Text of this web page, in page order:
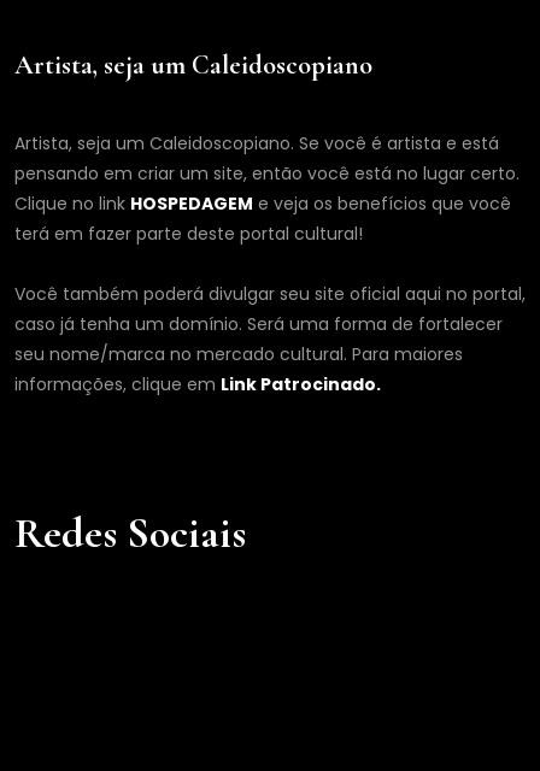
Artista, seja um Caleidoscopiano
Artista, seja um Caleidoscopiano. Se você é artista e está
pensando em criar um site, então você está no lugar certo.
Clique no link HOSPEDAGEM e veja os benefícios que você
terá em fazer parte deste portal cultural!
Você também poderá divulgar seu site oficial aqui no portal,
caso já tenha um domínio. Será uma forma de fortalecer
seu nome/marca no mercado cultural. Para maiores
informações, clique em Link Patrocinado.
Redes Sociais